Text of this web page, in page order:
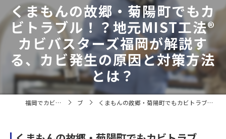
くまもんの故郷・菊陽町でもカ
ビトラブル！？地元MIST工法®
カビバスターズ福岡が解説す
る、カビ発生の原因と対策方法
とは？
福岡でカビ取りならカビバスターズ福岡 ブログ くまもんの故郷・菊陽町でもカビトラブル！？地元MIST工法®カビバスターズ福岡が解説する、カビ発生の原因と対策方法とは？